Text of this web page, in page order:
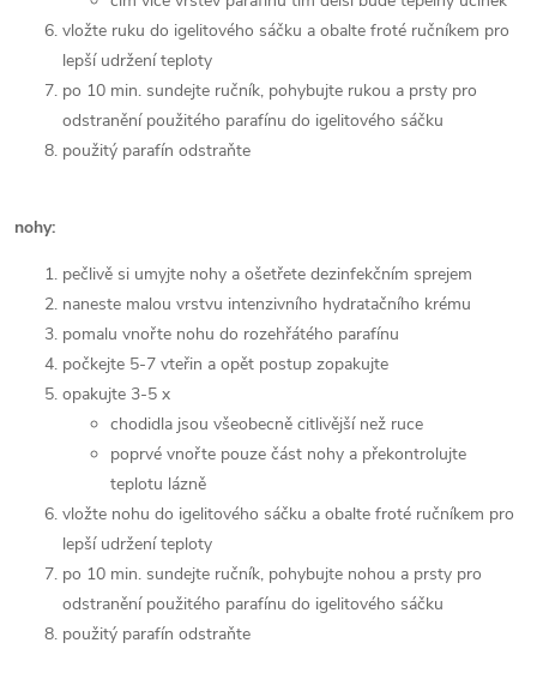
vložte ruku do igelitového sáčku a obalte froté ručníkem pro
lepší udržení teploty
po 10 min. sundejte ručník, pohybujte rukou a prsty pro
odstranění použitého parafínu do igelitového sáčku
použitý parafín odstraňte
nohy:
pečlivě si umyjte nohy a ošetřete dezinfekčním sprejem
naneste malou vrstvu intenzivního hydratačního krému
pomalu vnořte nohu do rozehřátého parafínu
počkejte 5-7 vteřin a opět postup zopakujte
opakujte 3-5 x
chodidla jsou všeobecně citlivější než ruce
poprvé vnořte pouze část nohy a překontrolujte
teplotu lázně
vložte nohu do igelitového sáčku a obalte froté ručníkem pro
lepší udržení teploty
po 10 min. sundejte ručník, pohybujte nohou a prsty pro
odstranění použitého parafínu do igelitového sáčku
použitý parafín odstraňte